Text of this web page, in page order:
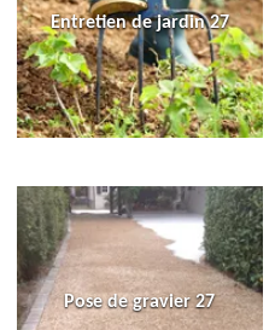
Entretien de jardin 27
Pose de gravier 27